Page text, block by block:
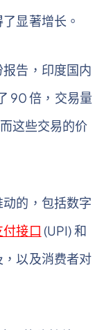
显著增长。
告，印度国内
90 倍，交易量
这些交易的价
的，包括数字
接口 (UPI) 和
以及消费者对